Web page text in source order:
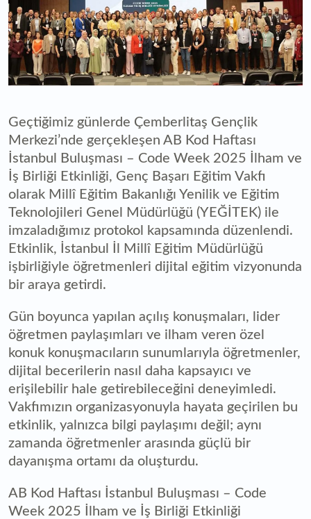
Geçtiğimiz günlerde Çemberlitaş Gençlik
Merkezi’nde gerçekleşen AB Kod Haftası
İstanbul Buluşması – Code Week 2025 İlham ve
İş Birliği Etkinliği, Genç Başarı Eğitim Vakfı
olarak Millî Eğitim Bakanlığı Yenilik ve Eğitim
Teknolojileri Genel Müdürlüğü (YEĞİTEK) ile
imzaladığımız protokol kapsamında düzenlendi.
Etkinlik, İstanbul İl Millî Eğitim Müdürlüğü
işbirliğiyle öğretmenleri dijital eğitim vizyonunda
bir araya getirdi.
Gün boyunca yapılan açılış konuşmaları, lider
öğretmen paylaşımları ve ilham veren özel
konuk konuşmacıların sunumlarıyla öğretmenler,
dijital becerilerin nasıl daha kapsayıcı ve
erişilebilir hale getirebileceğini deneyimledi.
Vakfımızın organizasyonuyla hayata geçirilen bu
etkinlik, yalnızca bilgi paylaşımı değil; aynı
zamanda öğretmenler arasında güçlü bir
dayanışma ortamı da oluşturdu.
AB Kod Haftası İstanbul Buluşması – Code
Week 2025 İlham ve İş Birliği Etkinliği